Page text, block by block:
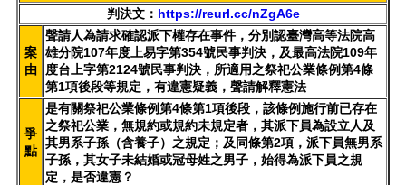
判決文： https://reurl.cc/nZgA6e
案
由
聲請人為請求確認派下權存在事件，分別認臺灣高等法院高
雄分院107年度上易字第354號民事判決，及最高法院109年
度台上字第2124號民事判決，所適用之祭祀公業條例第4條
第1項後段等規定，有違憲疑義，聲請解釋憲法
爭
點
是有關祭祀公業條例第4條第1項後段，該條例施行前已存在
之祭祀公業，無規約或規約未規定者，其派下員為設立人及
其男系子孫（含養子）之規定；及同條第2項，派下員無男系
子孫，其女子未結婚或冠母姓之男子，始得為派下員之規
定，是否違憲？